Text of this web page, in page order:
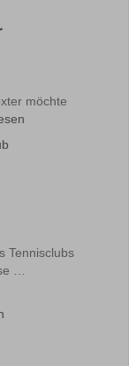
möchte
Tennisclubs
…